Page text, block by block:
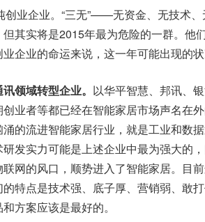
创业企业。“三无”——无资金、无技术
其实将是2015年最为危险的一群。他
企业的命运来说，这一年可能出现的状
领域转型企业。 以华平智慧、邦讯、
业者等都已经在智能家居市场声名在
的流进智能家居行业，就是工业和数
发实力可能是上述企业中最为强大的
网的风口，顺势进入了智能家居。目
特点是技术强、底子厚、营销弱、敢
方案应该是最好的。